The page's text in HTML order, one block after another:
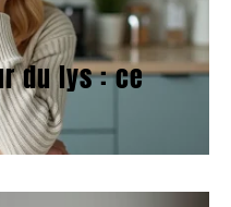
du lys : ce